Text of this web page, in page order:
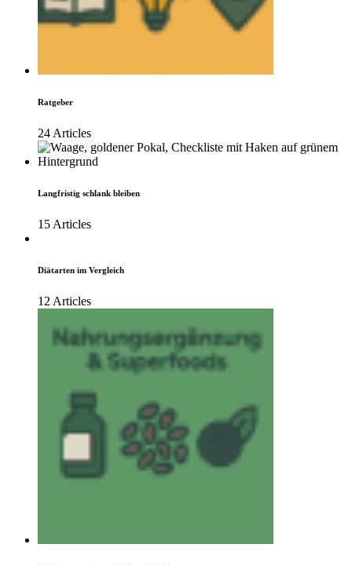
Ratgeber
24 Articles
Langfristig schlank bleiben
15 Articles
Diätarten im Vergleich
12 Articles